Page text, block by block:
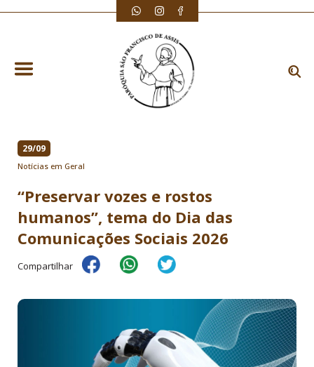
29/09
Notícias em Geral
“Preservar vozes e rostos
humanos”, tema do Dia das
Comunicações Sociais 2026
Compartilhar